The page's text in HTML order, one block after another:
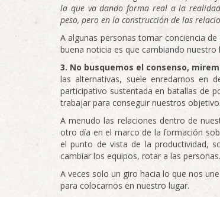
la que va dando forma real a la
peso, pero en la construcción de las
A algunas personas tomar conciencia
buena noticia es que cambiando
3. No busquemos el consenso,
las alternativas, suele enredarnos en
participativo sustentada en batallas de
trabajar para conseguir nuestros
A menudo las relaciones dentro de
otro día en el marco de la formación
el punto de vista de la productividad,
cambiar los equipos, rotar a las personas.
A veces solo un giro hacia lo que nos
para colocarnos en nuestro lugar.